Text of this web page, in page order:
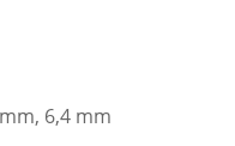
6,4 mm